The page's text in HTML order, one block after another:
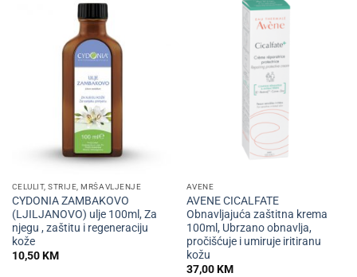
CELULIT, STRIJE, MRŠAVLJENJE
CYDONIA ZAMBAKOVO
(LJILJANOVO) ulje 100ml, Za
njegu , zaštitu i regeneraciju
kože
10,50KM
AVENE
AVENE CICALFATE
Obnavljajuća zaštitna krema
100ml, Ubrzano obnavlja,
pročišćuje i umiruje iritiranu
kožu
37,00KM